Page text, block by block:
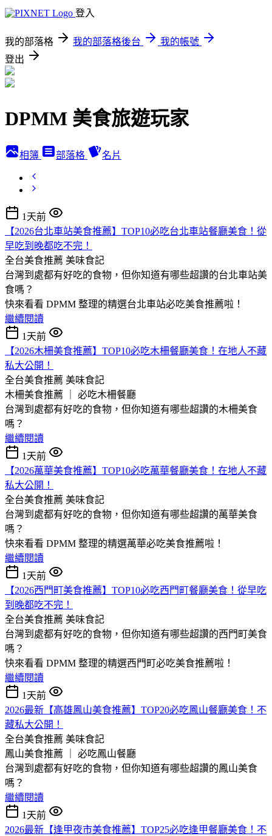
登入
我的部落格 我的部落格後台
我的帳號
登出
DPMM 美食旅遊玩家
相簿 部落格 名片
1天前
【2026台北車站美食推薦】TOP10必吃台北車站餐廳美食！從
早吃到晚都吃不完！
全台美食推薦 美味食記
台灣到處都有好吃的食物，但你知道有哪些超讚的台北車站美
食嗎？
快來看看 DPMM 整理的精選台北車站必吃美食推薦啦！
繼續閱讀
1天前
【2026木柵美食推薦】TOP10必吃木柵餐廳美食！在地人不藏
私大公開！
全台美食推薦 美味食記
木柵美食推薦 ｜ 必吃木柵餐廳
台灣到處都有好吃的食物，但你知道有哪些超讚的木柵美食
嗎？
繼續閱讀
1天前
【2026萬華美食推薦】TOP10必吃萬華餐廳美食！在地人不藏
私大公開！
全台美食推薦 美味食記
台灣到處都有好吃的食物，但你知道有哪些超讚的萬華美食
嗎？
快來看看 DPMM 整理的精選萬華必吃美食推薦啦！
繼續閱讀
1天前
【2026西門町美食推薦】TOP10必吃西門町餐廳美食！從早吃
到晚都吃不完！
全台美食推薦 美味食記
台灣到處都有好吃的食物，但你知道有哪些超讚的西門町美食
嗎？
快來看看 DPMM 整理的精選西門町必吃美食推薦啦！
繼續閱讀
1天前
2026最新【高雄鳳山美食推薦】TOP20必吃鳳山餐廳美食！不
藏私大公開！
全台美食推薦 美味食記
鳳山美食推薦 ｜ 必吃鳳山餐廳
台灣到處都有好吃的食物，但你知道有哪些超讚的鳳山美食
嗎？
繼續閱讀
1天前
2026最新【逢甲夜市美食推薦】TOP25必吃逢甲餐廳美食！不